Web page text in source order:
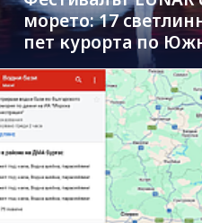
морето: 17
пет курорта по